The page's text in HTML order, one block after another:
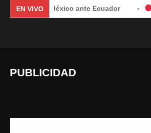
EN VIVO
de México ante Ecuador #EnVivo
PUBLICIDAD